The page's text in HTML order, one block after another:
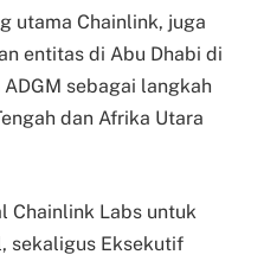
utama Chainlink, juga
entitas di Abu Dhabi di
sebagai langkah
dan Afrika Utara
Chainlink Labs untuk
sekaligus Eksekutif